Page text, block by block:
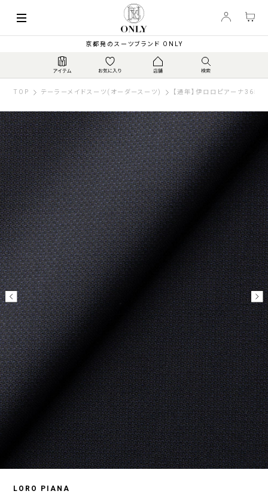
京都発のスーツブランド ONLY
TOP テーラーメイドスーツ(オーダースーツ) 【通年】伊ロロピアーナ365
LORO PIANA